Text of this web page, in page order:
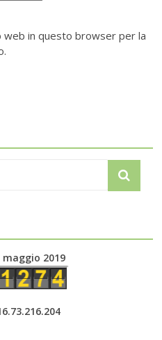
web in questo browser per la
2019